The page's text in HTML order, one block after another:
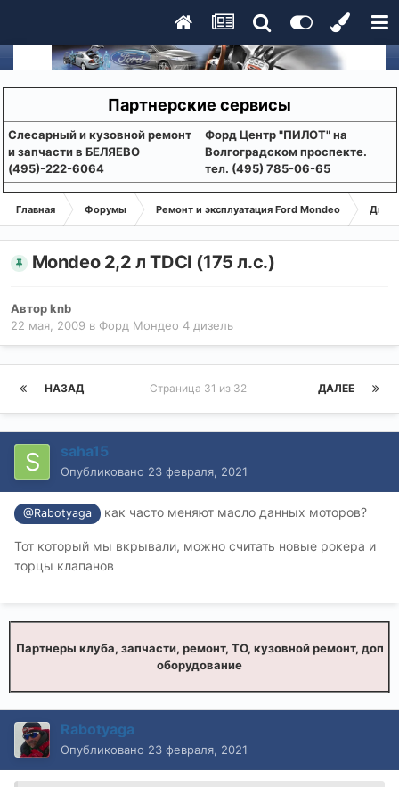
Партнерские сервисы
Слесарный и кузовной ремонт
и запчасти в БЕЛЯЕВО
(495)-222-6064
Форд Центр "ПИЛОТ" на
Волгоградском проспекте.
тел. (495) 785-06-65
Главная Форумы Ремонт и эксплуатация Ford Mondeo
Mondeo 2,2 л TDCI (175 л.с.)
Авторknb
22 мая, 2009 в Форд Мондео 4 дизель
НАЗАД ДАЛЕЕ
Страница 31 из 32
saha15
Опубликовано 23 февраля, 2021
@Rabotyaga как часто меняют масло данных моторов?
Тот который мы вкрывали, можно считать новые рокера и
торцы клапанов
Партнеры клуба, запчасти, ремонт, ТО, кузовной ремонт, доп
оборудование
Rabotyaga
Опубликовано 23 февраля, 2021